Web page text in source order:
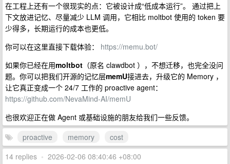
在工程上还有一个很现实的点：它被设计成“低成本运行”。 通过把上
下文放进记忆、尽量减少 LLM 调用，它相比 moltbot 使用的 token 要
少得多，长期运行的成本也更低。
你可以在这里直接下载体验： https://memu.bot/
如果你已经在用moltbot （原名 clawdbot ），不想迁移，也完全没问
题。你可以把我们开源的记忆层memU接进去，升级它的 Memory ，
让它真正变成一个 24/7 工作的 proactive agent：
https://github.com/NevaMind-AI/memU
也很欢迎正在做 Agent 或基础设施的朋友给我们一些反馈。
proactive
memory
cost
14 replies • 2026-02-06 08:40:46 +08:00